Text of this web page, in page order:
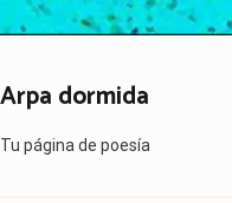
Arpa dormida
Tu página de poesía